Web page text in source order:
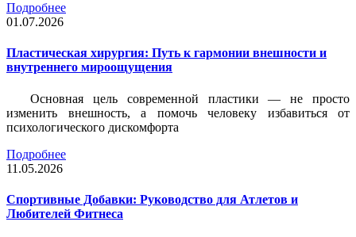
Подробнее
01.07.2026
Пластическая хирургия: Путь к гармонии внешности и
внутреннего мироощущения
Основная цель современной пластики — не просто
изменить внешность, а помочь человеку избавиться от
психологического дискомфорта
Подробнее
11.05.2026
Спортивные Добавки: Руководство для Атлетов и
Любителей Фитнеса